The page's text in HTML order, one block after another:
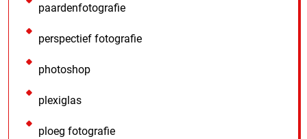
paardenfotografie
perspectief fotografie
photoshop
plexiglas
ploeg fotografie